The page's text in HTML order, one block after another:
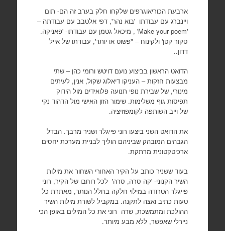
ארבעת הכוריאוגרפים שלקחו חלק בערב זה הם- תום
ויינברג עם עבודתו 'בוא נהר', דפי אלטבב עם עבודתה –
'Make your poem' , מיכאל גטמן עם עבודתו- 'פאניקה.
סקור קטן' ולקינוח – "פשוט או יותר', עבודתו של אייל
דדון..
הדואט הראשון בביצוע נועם דויטש ורומי כהן – שתי
מבצעות חזקות – העניקו דיאלוג שקול, אנין, לעיתים
מינורי, של שבירת נופי תנועה פלואידים מול הידוק
תפיסות גוף משלימות. שימור הזון האישי מול הדהוד נקי
של וייב השותפה לקומפוזיציה.
את הדואט השני ביצעו רוני פייגלר ושניר מרבך. הבדל
הגבהים המובהק שביניהם הוליך לבניית מערכת יחסים
ארכיטקטונית מרתקת.
בעוד ששניר כותב על הקיר האחורי השחור את מילות
השיר הקנוני- 'קה סרה, סרה' לכל רוחבו של הקיר, רוני
פייגלר הטרודה במילוי חלקה בחלל הנותר, מאתרת כל
טעות כתיב ואצה לתקנה. במקביל לשורת מילות השיר
ההולכת ומתמשכת, שרה רוני את כל המילים באופן הכי
ניירלי שאפשר, ללא מבע מיותר.